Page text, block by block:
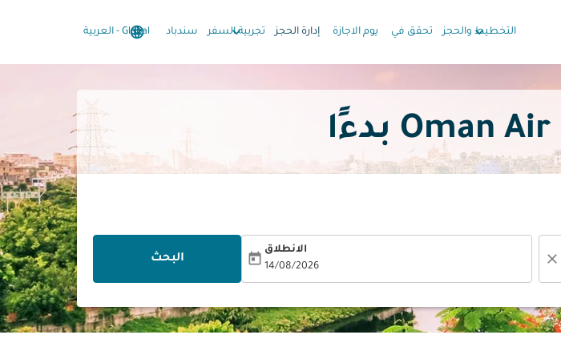
التخطيط والحجز
keyboard_arrow_down تحقق في يوم الاجازة إدارة الحجز تجربية السفر
keyboard_arrow_down سندباد language
Global
- العربية keyboard_arrow_down
close
الانطلاق
14/08/2026
today البحث